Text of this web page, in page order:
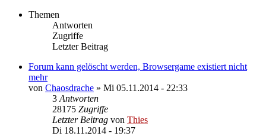
Themen
Antworten
Zugriffe
Letzter Beitrag
Forum kann gelöscht werden, Browsergame existiert nicht
mehr
von Chaosdrache » Mi 05.11.2014 - 22:33
3 Antworten
28175 Zugriffe
Letzter Beitrag von Thies
Di 18.11.2014 - 19:37